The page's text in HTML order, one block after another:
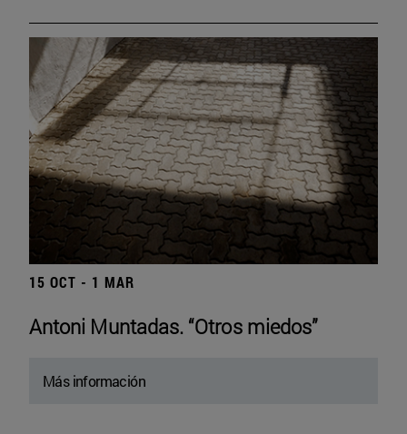
15 OCT - 1 MAR
Antoni Muntadas. “Otros miedos”
Más información